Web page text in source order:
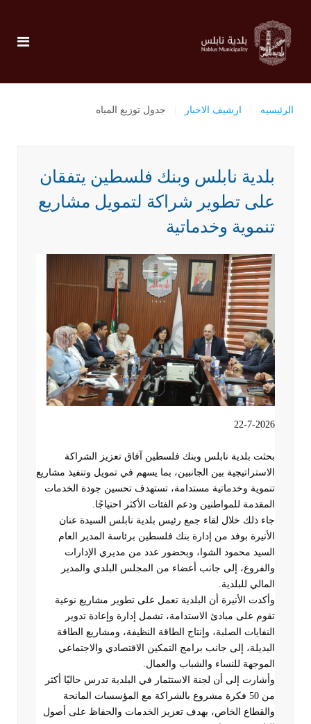
الرئيسيه ارشيف الاخبار جدول توزيع المياه
بلدية نابلس وبنك فلسطين يتفقان
على تطوير شراكة لتمويل مشاريع
تنموية وخدماتية
22-7-2026
بحثت بلدية نابلس وبنك فلسطين آفاق تعزيز الشراكة
الاستراتيجية بين الجانبين، بما يسهم في تمويل وتنفيذ مشاريع
تنموية وخدماتية مستدامة، تستهدف تحسين جودة الخدمات
المقدمة للمواطنين ودعم الفئات الأكثر احتياجًا.
جاء ذلك خلال لقاء جمع رئيس بلدية نابلس السيدة عنان
الأتيرة بوفد من إدارة بنك فلسطين برئاسة المدير العام
السيد محمود الشوا، وبحضور عدد من مديري الإدارات
والفروع، إلى جانب أعضاء من المجلس البلدي والمدير
المالي للبلدية.
وأكدت الأتيرة أن البلدية تعمل على تطوير مشاريع نوعية
تقوم على مبادئ الاستدامة، تشمل إدارة وإعادة تدوير
النفايات الصلبة، وإنتاج الطاقة النظيفة، ومشاريع الطاقة
البديلة، إلى جانب برامج التمكين الاقتصادي والاجتماعي
الموجهة للنساء والشباب والعمال.
وأشارت إلى أن لجنة الاستثمار في البلدية تدرس حاليًا أكثر
من 50 فكرة مشروع بالشراكة مع المؤسسات المانحة
والقطاع الخاص، بهدف تعزيز الخدمات والحفاظ على أصول